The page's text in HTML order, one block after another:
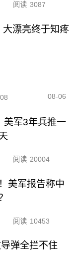
阅读 3087
漂亮终于知疼
08-06
美军3年兵推一
阅读 20004
美军报告称中
阅读 10453
弹全拦不住